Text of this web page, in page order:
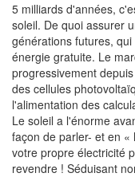
5 milliards d'années,
soleil. De quoi assurer
générations futures,
énergie gratuite. Le
progressivement
des cellules
l'alimentation des
Le soleil a l'énorme
façon de parler- et en
votre propre électricité
revendre ! Séduisant